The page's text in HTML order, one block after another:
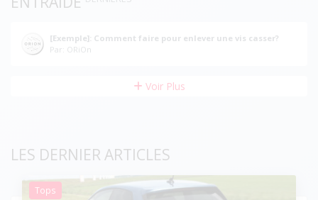
[Exemple]: Comment faire pour enlever une vis casser?
Par: ORiOn
Voir Plus
LES DERNIER ARTICLES
Tops